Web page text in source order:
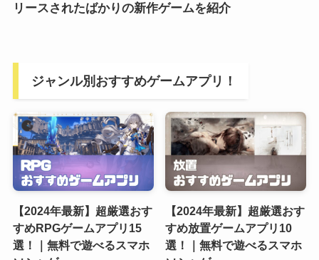
リースされたばかりの新作ゲームを紹介
ジャンル別おすすめゲームアプリ！
【2024年最新】超厳選おす
すめRPGゲームアプリ15
選！｜無料で遊べるスマホ
【2024年最新】超厳選おす
すめ放置ゲームアプリ10
選！｜無料で遊べるスマホ